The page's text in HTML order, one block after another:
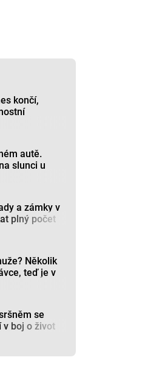
končí,
autě.
slunci u
a zámky v
plný počet
Několik
teď je v
se
v boj o život